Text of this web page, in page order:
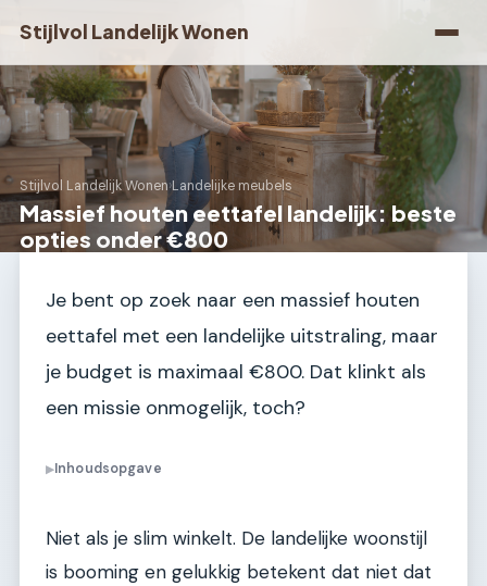
Stijlvol Landelijk Wonen
Stijlvol Landelijk Wonen›Landelijke meubels
Massief houten eettafel landelijk: beste
opties onder €800
Je bent op zoek naar een massief houten
eettafel met een landelijke uitstraling, maar
je budget is maximaal €800. Dat klinkt als
een missie onmogelijk, toch?
▶Inhoudsopgave
Niet als je slim winkelt. De landelijke woonstijl
is booming en gelukkig betekent dat niet dat